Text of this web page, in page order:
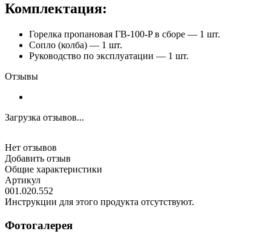
Комплектация:
Горелка пропановая ГВ-100-P в сборе — 1 шт.
Сопло (колба) — 1 шт.
Руководство по эксплуатации — 1 шт.
Отзывы
Загрузка отзывов...
Нет отзывов
Добавить отзыв
Общие характеристики
Артикул
001.020.552
Инструкции для этого продукта отсутствуют.
Фотогалерея